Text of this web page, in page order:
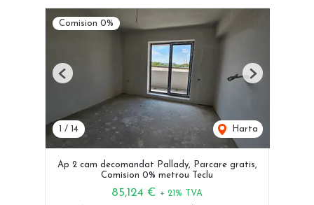
Comision 0%
/ 14 Harta
Previous Next
Ap 2 cam decomandat Pallady, Parcare gratis,
Comision 0% metrou Teclu
85,124 € + 21% TVA